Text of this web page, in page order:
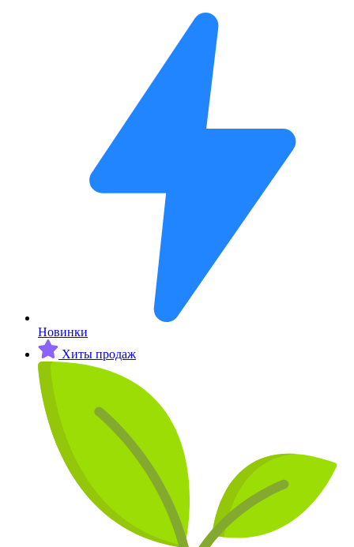
Новинки
Хиты продаж